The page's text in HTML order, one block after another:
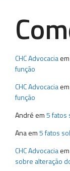
CHC Advocaciaem
função
CHC Advocaciaem
função
André em5 fatos
Anaem5 fatos
CHC Advocaciaem
sobre alteração